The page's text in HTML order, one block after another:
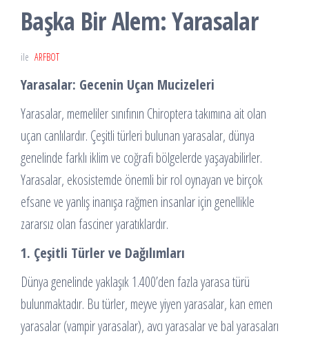
Başka Bir Alem: Yarasalar
ile ARFBOT
Yarasalar: Gecenin Uçan Mucizeleri
Yarasalar, memeliler sınıfının Chiroptera takımına ait olan
uçan canlılardır. Çeşitli türleri bulunan yarasalar, dünya
genelinde farklı iklim ve coğrafi bölgelerde yaşayabilirler.
Yarasalar, ekosistemde önemli bir rol oynayan ve birçok
efsane ve yanlış inanışa rağmen insanlar için genellikle
zararsız olan fasciner yaratıklardır.
1. Çeşitli Türler ve Dağılımları
Dünya genelinde yaklaşık 1.400’den fazla yarasa türü
bulunmaktadır. Bu türler, meyve yiyen yarasalar, kan emen
yarasalar (vampir yarasalar), avcı yarasalar ve bal yarasaları